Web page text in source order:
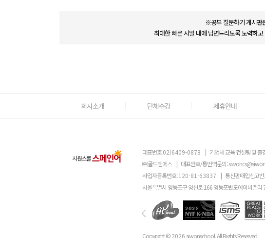
※공부 질문하기 게시판
최대한 빠른 시일 내에 답변드리도록 노력하
회사소개 단체수강 제휴안내
대표번호02)6409-0878 | 기업체 교육 컨설팅 및 출
㈜골드앤에스 | 대표번호/통번역문의:
사업자등록번호:120-81-63837 | 통신판매업신고
서울특별시 영등포구 영신로 166 영등포반도아이비밸리
Copyright ©2026 siwonschool. All Rights Reserved.